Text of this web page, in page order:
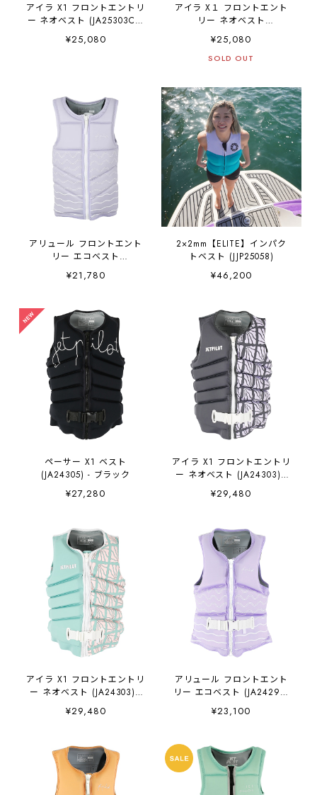
アイラ X1 フロントエントリ
ー ネオベスト (JA25303CE)
- ティール
¥25,080
アイラ X１ フロントエント
リー ネオベスト
(JA25303CE) - チャコール
¥25,080
SOLD OUT
アリュール フロントエント
リー エコベスト
(JA25298CE) - ラベンダー
¥21,780
2×2mm【ELITE】インパク
トベスト (JJP25058)
¥46,200
ペーサー X1 ベスト
(JA24305) - ブラック
¥27,280
アイラ X1 フロントエントリ
ー ネオベスト (JA24303) -
チャコール
¥29,480
アイラ X1 フロントエントリ
ー ネオベスト (JA24303) -
ティール
¥29,480
アリュール フロントエント
リー エコベスト (JA24298)
- ラベンダー
¥23,100